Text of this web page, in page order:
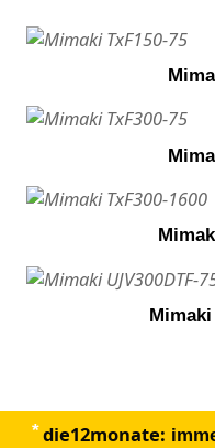
Mimaki
die12monate: